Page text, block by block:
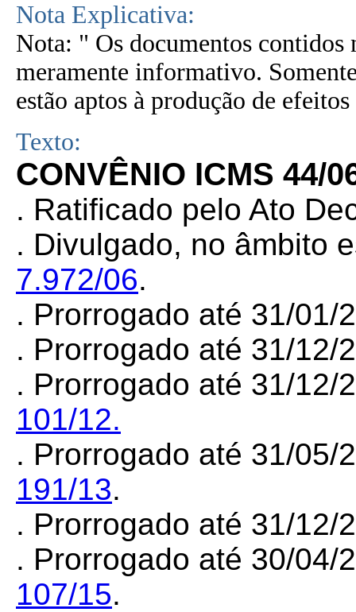
Nota Explicativa:
Nota: " Os documentos contidos
meramente informativo.
estão aptos à produção de
Texto:
CONVÊNIO ICMS 44/
. Ratificado pelo Ato
. Divulgado, no âmbito
7.972/06.
. Prorrogado até 31/
. Prorrogado até 31/12/
. Prorrogado até 31/12/
101/12.
. Prorrogado até 31/05/
191/13.
. Prorrogado até 31/
. Prorrogado até 30/04/
107/15.